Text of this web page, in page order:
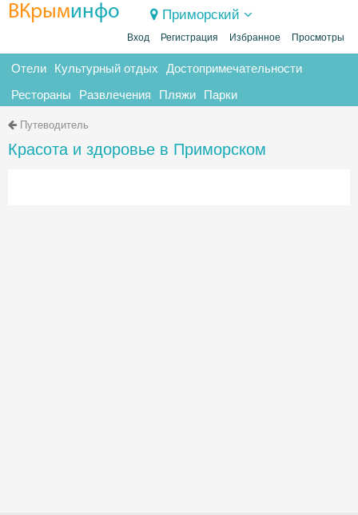
ВКрыминфо Приморский
Вход Регистрация Избранное Просмотры
Отели Культурный отдых Достопримечательности
Рестораны Развлечения Пляжи Парки
Путеводитель
Красота и здоровье в Приморском